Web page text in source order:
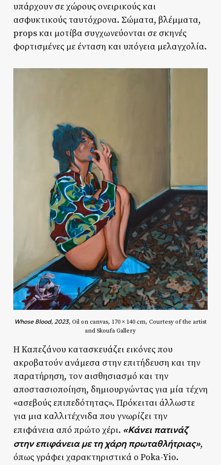
υπάρχουν σε χώρους ονειρικούς και
ασφυκτικούς ταυτόχρονα. Σώματα, βλέμματα,
props και μοτίβα συγχωνεύονται σε σκηνές
φορτισμένες με ένταση και υπόγεια μελαγχολία.
Whose Blood, 2023, Oil on canvas, 170 × 140 cm, Courtesy of the artist
and Skoufa Gallery
Η Καπεζάνου κατασκευάζει εικόνες που
ακροβατούν ανάμεσα στην επιτήδευση και την
παρατήρηση, τον αισθησιασμό και την
αποστασιοποίηση, δημιουργώντας για μία τέχνη
«ασεβούς επιπεδότητας». Πρόκειται άλλωστε
για μια καλλιτέχνιδα που γνωρίζει την
επιφάνεια από πρώτο χέρι. «Κάνει πατινάζ
στην επιφάνεια με τη χάρη πρωταθλήτριας»,
όπως γράφει χαρακτηριστικά ο Poka-Yio.